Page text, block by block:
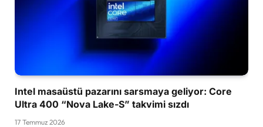
Intel masaüstü pazarını sarsmaya geliyor: Core
Ultra 400 “Nova Lake-S” takvimi sızdı
17 Temmuz 2026